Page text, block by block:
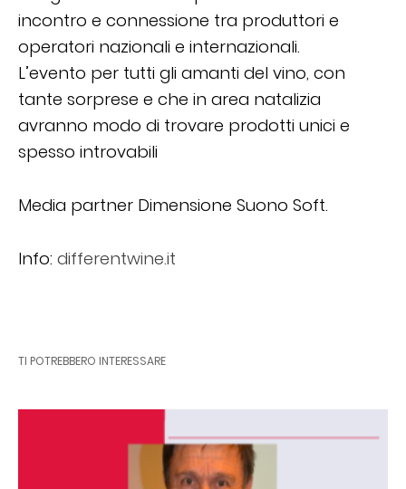
incontro e connessione tra produttori e
operatori nazionali e internazionali.
L’evento per tutti gli amanti del vino, con
tante sorprese e che in area natalizia
avranno modo di trovare prodotti unici e
spesso introvabili
Media partner Dimensione Suono Soft.
Info: differentwine.it
TI POTREBBERO INTERESSARE